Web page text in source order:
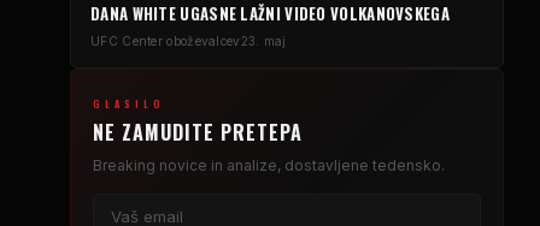
DANA WHITE UGASNE LAŽNI VIDEO VOLKANOVSKEGA
UFC Center oboževalcev 23. maj
GLASILO
NE ZAMUDITE PRETEPA
Breaking novice in analize, dostavljene tedensko.